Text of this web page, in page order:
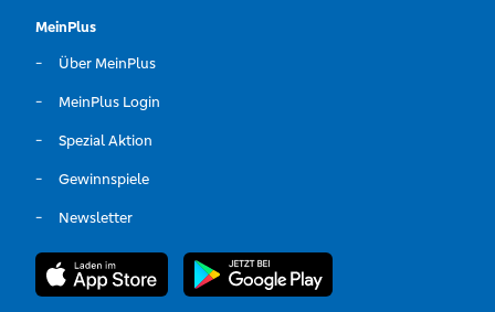
MeinPlus
Über MeinPlus
MeinPlus Login
Spezial Aktion
Gewinnspiele
Newsletter